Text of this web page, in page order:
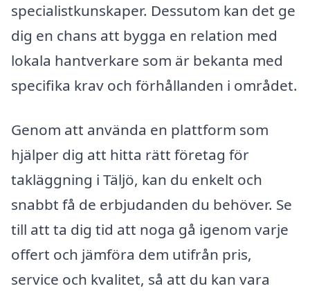
specialistkunskaper. Dessutom kan det ge
dig en chans att bygga en relation med
lokala hantverkare som är bekanta med
specifika krav och förhållanden i området.
Genom att använda en plattform som
hjälper dig att hitta rätt företag för
takläggning i Täljö, kan du enkelt och
snabbt få de erbjudanden du behöver. Se
till att ta dig tid att noga gå igenom varje
offert och jämföra dem utifrån pris,
service och kvalitet, så att du kan vara